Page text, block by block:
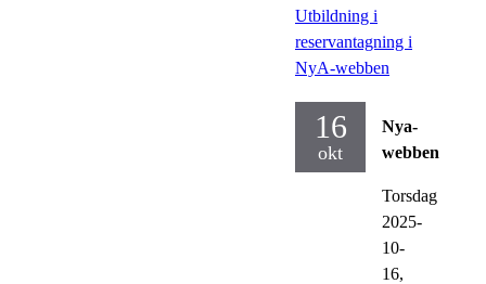
Utbildning i
reservantagning i
NyA-webben
16
okt
Nya-
webben
Torsdag
2025-
10-
16,